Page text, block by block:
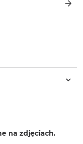
na zdjęciach.